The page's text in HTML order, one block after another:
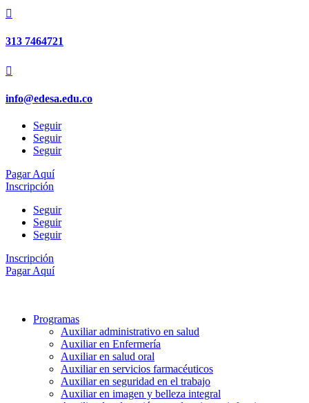

313 7464721

info@edesa.edu.co
Seguir
Seguir
Seguir
Pagar Aquí
Inscripción
Seguir
Seguir
Seguir
Inscripción
Pagar Aquí
Programas
Auxiliar administrativo en salud
Auxiliar en Enfermería
Auxiliar en salud oral
Auxiliar en servicios farmacéuticos
Auxiliar en seguridad en el trabajo
Auxiliar en imagen y belleza integral